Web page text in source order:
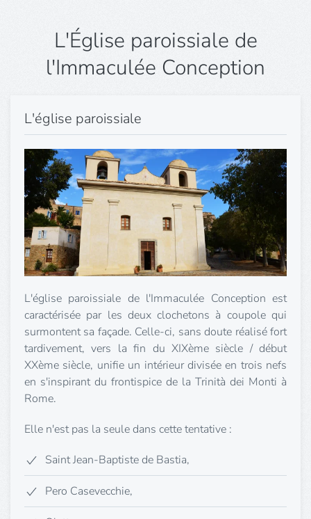
L'Église paroissiale de
l'Immaculée Conception
L'église paroissiale
L'église paroissiale de l'Immaculée Conception est
caractérisée par les deux clochetons à coupole qui
surmontent sa façade. Celle-ci, sans doute réalisé fort
tardivement, vers la fin du XIXème siècle / début
XXème siècle, unifie un intérieur divisée en trois nefs
en s'inspirant du frontispice de la Trinità dei Monti à
Rome.
Elle n'est pas la seule dans cette tentative :
Saint Jean-Baptiste de Bastia,
Pero Casevecchie,